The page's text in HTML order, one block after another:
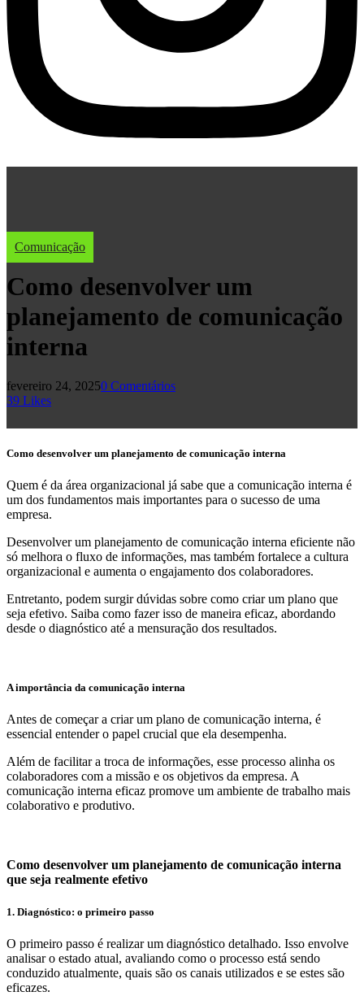
Comunicação
Como desenvolver um
planejamento de comunicação
interna
fevereiro 24, 20250 Comentários
39 Likes
Como desenvolver um planejamento de comunicação interna
Quem é da área organizacional já sabe que a comunicação interna é
um dos fundamentos mais importantes para o sucesso de uma
empresa.
Desenvolver um planejamento de comunicação interna eficiente não
só melhora o fluxo de informações, mas também fortalece a cultura
organizacional e aumenta o engajamento dos colaboradores.
Entretanto, podem surgir dúvidas sobre como criar um plano que
seja efetivo. Saiba como fazer isso de maneira eficaz, abordando
desde o diagnóstico até a mensuração dos resultados.
A importância da comunicação interna
Antes de começar a criar um plano de comunicação interna, é
essencial entender o papel crucial que ela desempenha.
Além de facilitar a troca de informações, esse processo alinha os
colaboradores com a missão e os objetivos da empresa. A
comunicação interna eficaz promove um ambiente de trabalho mais
colaborativo e produtivo.
Como desenvolver um planejamento de comunicação interna
que seja realmente efetivo
1. Diagnóstico: o primeiro passo
O primeiro passo é realizar um diagnóstico detalhado. Isso envolve
analisar o estado atual, avaliando como o processo está sendo
conduzido atualmente, quais são os canais utilizados e se estes são
eficazes.